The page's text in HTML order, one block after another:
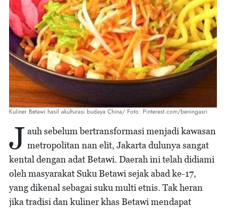
Kuliner Betawi hasil akulturasi budaya China/ Foto: Pinterest.com/beningasri
J auh sebelum bertransformasi menjadi kawasan
metropolitan nan elit, Jakarta dulunya sangat
kental dengan adat Betawi. Daerah ini telah didiami
oleh masyarakat Suku Betawi sejak abad ke-17,
yang dikenal sebagai suku multi etnis. Tak heran
jika tradisi dan kuliner khas Betawi mendapat